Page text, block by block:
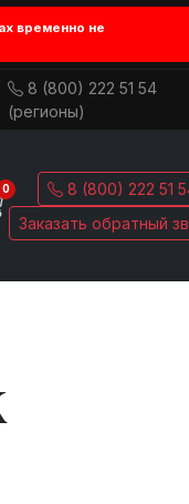
временно не
8 (800) 222 51 54
(регионы)
0
8 (800) 222 51
Заказать обратный